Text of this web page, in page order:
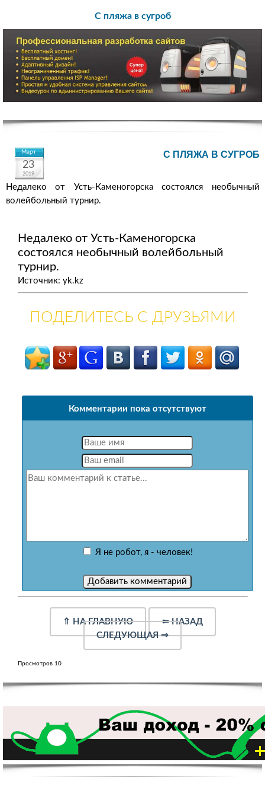
С пляжа в сугроб
Март
23
2019
С ПЛЯЖА В СУГРОБ
Недалеко от Усть-Каменогорска состоялся необычный
волейбольный турнир.
Недалеко от Усть-Каменогорска
состоялся необычный волейбольный
турнир.
Источник: yk.kz
ПОДЕЛИТЕСЬ С ДРУЗЬЯМИ
Комментарии пока отсутствуют
Я не робот, я - человек!
⇑ НА ГЛАВНУЮ ⇐НАЗАД
СЛЕДУЮЩАЯ⇒
Просмотров 10